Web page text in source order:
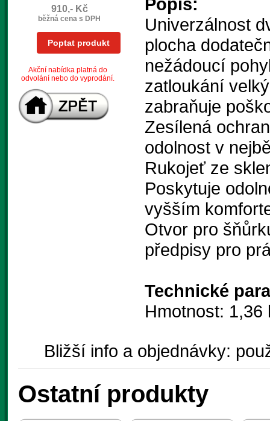
910,- Kč
běžná cena s DPH
Poptat produkt
Akční nabídka platná do
odvolání nebo do vyprodání.
Univerzálnost
plocha
nežádoucí
zatloukání
zabraňuje
Zesílená
odolnost v
Rukojeť ze
Poskytuje
vyšším
Otvor pro
předpisy pro
Technické
Hmotnost: 1,36
Bližší info a objednávky:
Ostatní produkty